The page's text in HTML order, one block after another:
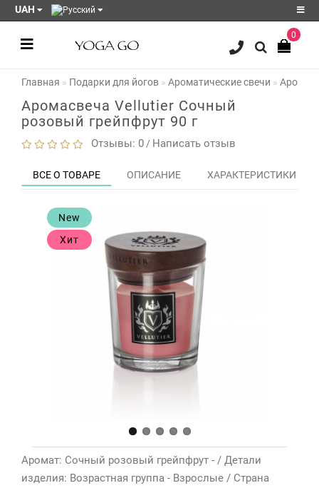
UAH
Регистрация
Авторизация
закладки0
0
Главная Подарки для йогов Ароматические свечи
Аромасвеча Vellutier Сочный
розовый грейпфрут 90 г
Отзывы: 0 / Написать отзыв
ВСЕ О ТОВАРЕ ОПИСАНИЕ ХАРАКТЕРИСТИКИ
New
Хит
Аромат: Сочный розовый грейпфрут - / Детали
изделия: Возрастная группа - Взрослые / Страна